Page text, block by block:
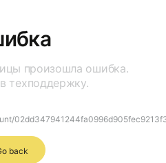
произошла ошибка.
техподдержку.
back